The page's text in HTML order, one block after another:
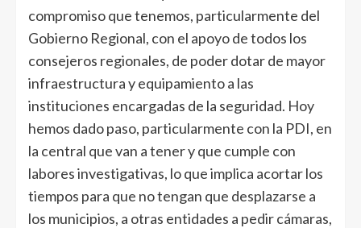
compromiso que tenemos, particularmente del
Gobierno Regional, con el apoyo de todos los
consejeros regionales, de poder dotar de mayor
infraestructura y equipamiento a las
instituciones encargadas de la seguridad. Hoy
hemos dado paso, particularmente con la PDI, en
la central que van a tener y que cumple con
labores investigativas, lo que implica acortar los
tiempos para que no tengan que desplazarse a
los municipios, a otras entidades a pedir cámaras,